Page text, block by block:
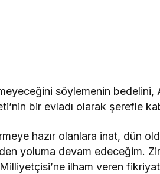
söylemenin bedelini,
bir evladı olarak şerefle
hazır olanlara inat, dün
yoluma devam edeceğim.
ilham veren